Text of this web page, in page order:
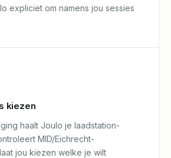
expliciet om namens jou sessies
kiezen
haalt Joulo je laadstation-
MID/Eichrecht-
jou kiezen welke je wilt